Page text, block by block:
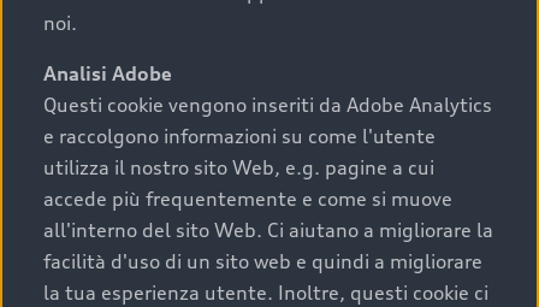
acquistare un’auto usata, oltre al prezzo e all'aspetto,
chilometraggio: un valore contenuto corrisponde a
uno stato migliore del veicolo e a una maggiore
durata nel tempo;
cronologia dei tagliandi: una documentazione
completa della vettura certifica una manutenzione
costante e accurata;
noi.
Analisi Adobe
Questi cookie vengono inseriti da Adobe Analytics
e raccolgono informazioni su come l'utente
utilizza il nostro sito Web, e.g. pagine a cui
accede più frequentemente e come si muove
all'interno del sito Web. Ci aiutano a migliorare la
facilità d'uso di un sito web e quindi a migliorare
la tua esperienza utente. Inoltre, questi cookie ci